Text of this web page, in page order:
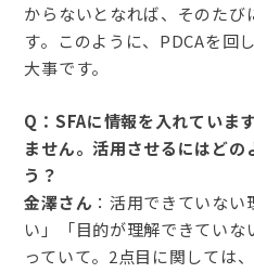
からないとなれば、そのたび
す。このように、PDCAを回
大事です。
Q：SFAに情報を入れていま
ません。活用させるにはどの
う？
金澤さん ：活用できていない
い」「目的が理解できてい
っていて。2点目に関しては